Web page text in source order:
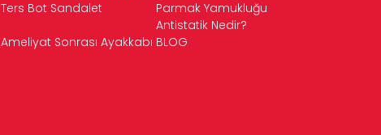
Ters Bot Sandalet
Parmak Yamukluğu
Antistatik Nedir?
Ameliyat Sonrası Ayakkabı BLOG